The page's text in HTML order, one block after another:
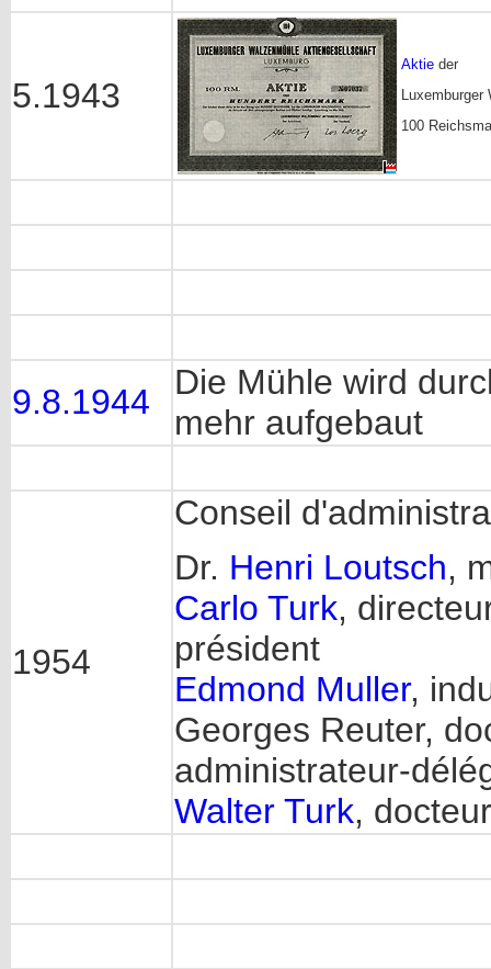
5.1943
Aktie der
100
9.8.1944
Die Mühle wird
mehr aufgebaut
1954
Conseil
Dr. Henri Loutsch,
Carlo Turk,
président
Edmond Muller,
Georges Reuter,
administrateur-
Walter Turk,